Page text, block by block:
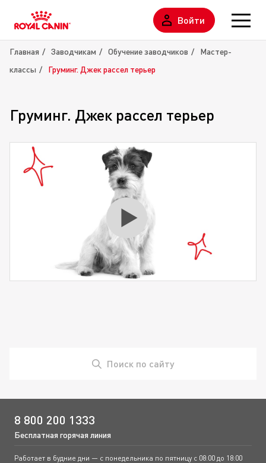
Войти
Главная Заводчикам Обучение заводчиков
Мастер-
классы
Груминг. Джек рассел терьер
Груминг. Джек рассел терьер
Play
Video
Поиск по сайту
8 800 200 1333
Бесплатная горячая линия
Работает в будние дни — с понедельника по пятницу с 08:00 до 18:00